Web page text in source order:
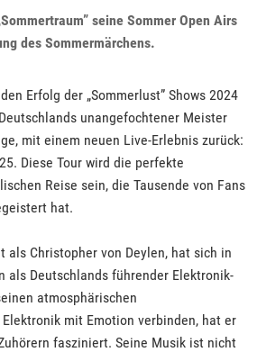
seine Sommer Open Airs
des Sommermärchens.
Erfolg der „Sommerlust” Shows 2024
unangefochtener Meister
mit einem neuen Live-Erlebnis zurück:
Diese Tour wird die perfekte
Reise sein, die Tausende von Fans
hat.
als Christopher von Deylen, hat sich in
als Deutschlands führender Elektronik-
atmosphärischen
mit Emotion verbinden, hat er
fasziniert. Seine Musik ist nicht